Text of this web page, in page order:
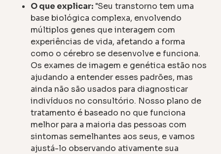
O que explicar: "Seu transtorno tem uma
base biológica complexa, envolvendo
múltiplos genes que interagem com
experiências de vida, afetando a forma
como o cérebro se desenvolve e funciona.
Os exames de imagem e genética estão nos
ajudando a entender esses padrões, mas
ainda não são usados para diagnosticar
indivíduos no consultório. Nosso plano de
tratamento é baseado no que funciona
melhor para a maioria das pessoas com
sintomas semelhantes aos seus, e vamos
ajustá-lo observando ativamente sua